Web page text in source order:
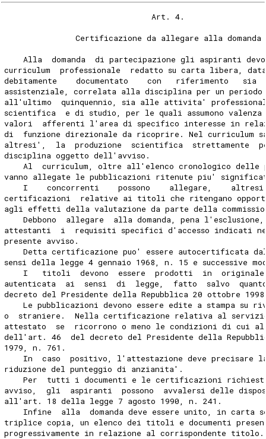
                               Art. 4.
               Certificazione da allegare alla domanda
Alla  domanda  di partecipazione gli aspiranti
curriculum  professionale  redatto su carta libera,
debitamente    documentato    con   riferimento
assistenziale, correlata alla disciplina per un
all'ultimo  quinquennio, sia alle attivita'
scientifica  e di studio, per le quali assumono valenza
valori  afferenti l'area di specifico interesse in
di  funzione direzionale da ricoprire. Nel curriculum
altresi',  la  produzione  scientifica  strettamente
disciplina oggetto dell'avviso.
Al  curriculum, oltre all'elenco cronologico delle
vanno allegate le pubblicazioni ritenute piu'
I    concorrenti    possono    allegare,
certificazioni  relative ai titoli che ritengano
agli effetti della valutazione da parte della
Debbono  allegare  alla domanda, pena
attestanti  i  requisiti specifici d'accesso indicati
presente avviso.
Detta certificazione puo' essere autocertificata
sensi della legge 4 gennaio 1968, n. 15 e successive
I   titoli  devono  essere  prodotti  in
autenticata  ai  sensi  di  legge,  fatto  salvo
decreto del Presidente della Repubblica 20 ottobre
Le pubblicazioni devono essere edite a stampa su
o  straniere.  Nella certificazione relativa al
attestato  se  ricorrono o meno le condizioni di cui
dell'art. 46  del decreto del Presidente della
1979, n. 761.
In  caso  positivo, l'attestazione deve precisare
riduzione del punteggio di anzianita'.
Per  tutti i documenti e le certificazioni
avviso,  gli  aspiranti  possono  avvalersi delle
all'art. 18 della legge 7 agosto 1990, n. 241.
Infine  alla  domanda deve essere unito, in carta
triplice copia, un elenco dei titoli e documenti
progressivamente in relazione al corrispondente titolo.